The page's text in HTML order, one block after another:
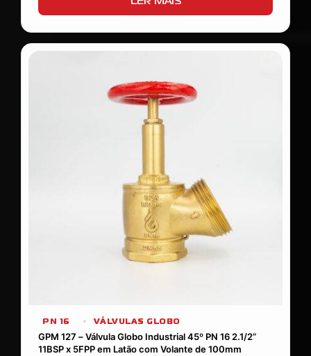
PN 16
VÁLVULAS GLOBO
GPM 127 – Válvula Globo Industrial 45º PN 16 2.1/2”
11BSP x 5FPP em Latão com Volante de 100mm